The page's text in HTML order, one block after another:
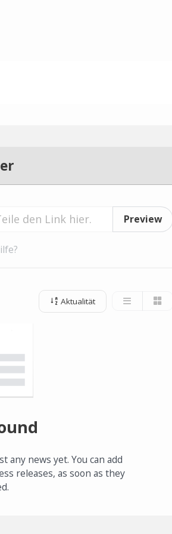
Preview
Aktualität
any news yet. You can add
releases, as soon as they